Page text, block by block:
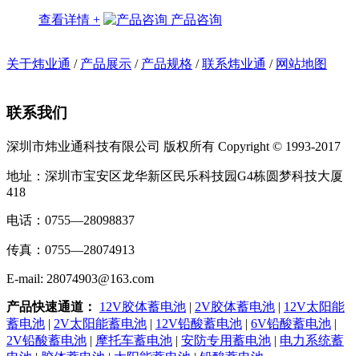
查看详情 + 产品咨询
关于炜业通 / 产品展示 / 产品规格 /联系炜业通 / 网站地图
联系我们
深圳市炜业通科技有限公司 版权所有 Copyright © 1993-2017
地址：深圳市宝安区龙华新区民乐科技园G4栋圆梦科技大厦
418
电话：0755—28098837
传真：0755—28074913
E-mail: 28074903@163.com
产品快速通道： 12V胶体蓄电池 | 2V胶体蓄电池 | 12V太阳能
蓄电池 | 2V太阳能蓄电池 | 12V铅酸蓄电池 | 6V铅酸蓄电池 |
2V铅酸蓄电池 | 摩托车蓄电池 | 安防专用蓄电池 | 电力系统蓄